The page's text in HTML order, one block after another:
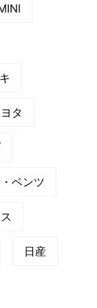
ヨタ
ベンツ
日産